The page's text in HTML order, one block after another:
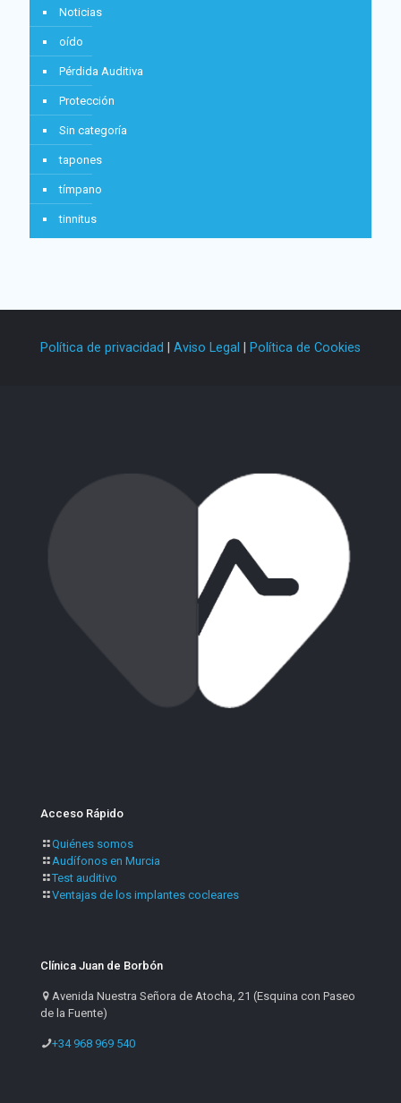
Noticias
oído
Pérdida Auditiva
Protección
Sin categoría
tapones
tímpano
tinnitus
Política de privacidad | Aviso Legal | Política de Cookies
Acceso Rápido
Quiénes somos
Audífonos en Murcia
Test auditivo
Ventajas de los implantes cocleares
Clínica Juan de Borbón
Avenida Nuestra Señora de Atocha, 21 (Esquina con Paseo
de la Fuente)
+34 968 969 540